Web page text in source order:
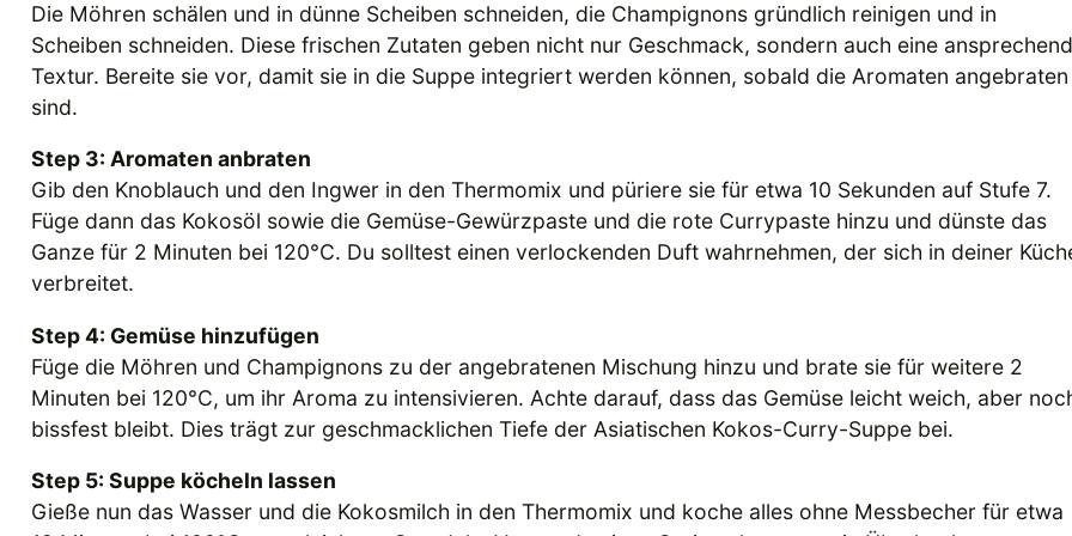
Die Möhren schälen und in dünne Scheiben schneiden, die Champignons gründlich reinigen und in
Scheiben schneiden. Diese frischen Zutaten geben nicht nur Geschmack, sondern auch eine
Textur. Bereite sie vor, damit sie in die Suppe integriert werden können, sobald die Aromaten angebraten
sind.
Step 3: Aromaten anbraten
Gib den Knoblauch und den Ingwer in den Thermomix und püriere sie für etwa 10 Sekunden auf Stufe 7.
Füge dann das Kokosöl sowie die Gemüse-Gewürzpaste und die rote Currypaste hinzu und dünste das
Ganze für 2 Minuten bei 120°C. Du solltest einen verlockenden Duft wahrnehmen, der sich in deiner
verbreitet.
Step 4: Gemüse hinzufügen
Füge die Möhren und Champignons zu der angebratenen Mischung hinzu und brate sie für weitere 2
Minuten bei 120°C, um ihr Aroma zu intensivieren. Achte darauf, dass das Gemüse leicht weich, aber
bissfest bleibt. Dies trägt zur geschmacklichen Tiefe der Asiatischen Kokos-Curry-Suppe bei.
Step 5: Suppe köcheln lassen
Gieße nun das Wasser und die Kokosmilch in den Thermomix und koche alles ohne Messbecher für etwa